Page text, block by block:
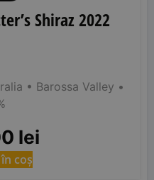
Shiraz 2022
• Barossa Valley •
lei
coș